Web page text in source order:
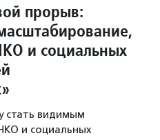
прорыв:
и социальных
стать видимым
и социальных